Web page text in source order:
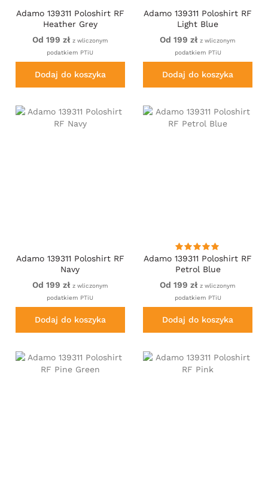
Adamo 139311 Poloshirt RF
Heather Grey
Od 199 zł z wliczonym
podatkiem PTiU
Dodaj do koszyka
Adamo 139311 Poloshirt RF
Light Blue
Od 199 zł z wliczonym
podatkiem PTiU
Dodaj do koszyka
Adamo 139311 Poloshirt RF
Navy
Od 199 zł z wliczonym
podatkiem PTiU
Dodaj do koszyka
Adamo 139311 Poloshirt RF
Petrol Blue
Od 199 zł z wliczonym
podatkiem PTiU
Dodaj do koszyka